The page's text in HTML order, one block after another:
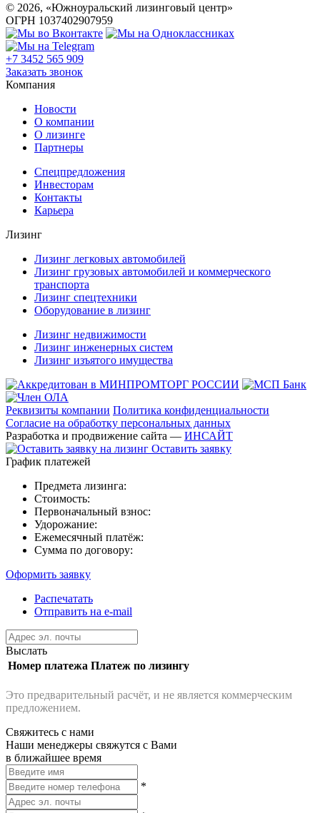
© 2026, «Южноуральский лизинговый центр»
ОГРН 1037402907959
+7 3452 565 909
Заказать звонок
Компания
Новости
О компании
О лизинге
Партнеры
Спецпредложения
Инвесторам
Контакты
Карьера
Лизинг
Лизинг легковых автомобилей
Лизинг грузовых автомобилей и коммерческого
транспорта
Лизинг спецтехники
Оборудование в лизинг
Лизинг недвижимости
Лизинг инженерных систем
Лизинг изъятого имущества
Реквизиты компании Политика конфиденциальности
Согласие на обработку персональных данных
Разработка и продвижение сайта — ИНСАЙТ
Оставить заявку
График платежей
Предмета лизинга:
Стоимость:
Первоначальный взнос:
Удорожание:
Ежемесячный платёж:
Сумма по договору:
Оформить заявку
Распечатать
Отправить на e-mail
Выслать
Номер платежа Платеж по лизингу
Это предварительный расчёт, и не является коммерческим
предложением.
Свяжитесь с нами
Наши менеджеры свяжутся с Вами
в ближайшее время
*